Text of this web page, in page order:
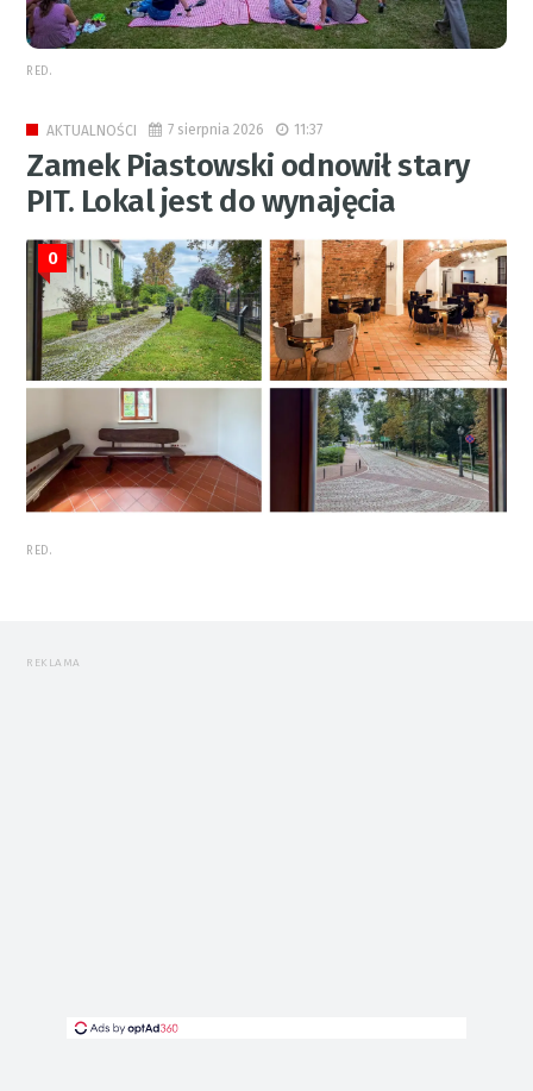
RED.
AKTUALNOŚCI 7 sierpnia 2026 11:37
Zamek Piastowski odnowił stary
PIT. Lokal jest do wynajęcia
0
RED.
REKLAMA